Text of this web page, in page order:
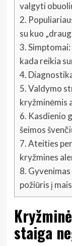
valgyti
2.
su kuo
3.
kada reikia
4.
5.Valdymo
kryžminėmis
6. Kasdienio
šeimos
7.Ateities
kryžmines
8. Gyvenimas
požiūris į
staiga